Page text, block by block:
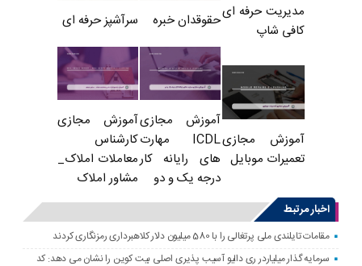
مدیریت حرفه ای
کافی شاپ
حقوقدان خبره سرآشپز حرفه ای
آموزش مجازی
تعمیرات موبایل
آموزش مجازی
ICDL مهارت
های رایانه کار
درجه یک و دو
آموزش مجازی
کارشناس
معاملات املاک_
مشاور املاک
اخبار مرتبط
مقامات تایلندی ملی پرتغالی را با 580 میلیون دلار کلاهبرداری رمزنگاری کردند
سرمایه گذار میلیاردر ری دالیو آسیب پذیری اصلی بیت کوین را نشان می دهد: کد